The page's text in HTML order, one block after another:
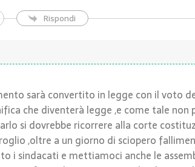
Rispondi
sarà convertito in legge con il voto
che diventerà legge ,e come tale non
si dovrebbe ricorrere alla corte
,oltre a un giorno di sciopero
i sindacati e mettiamoci anche le